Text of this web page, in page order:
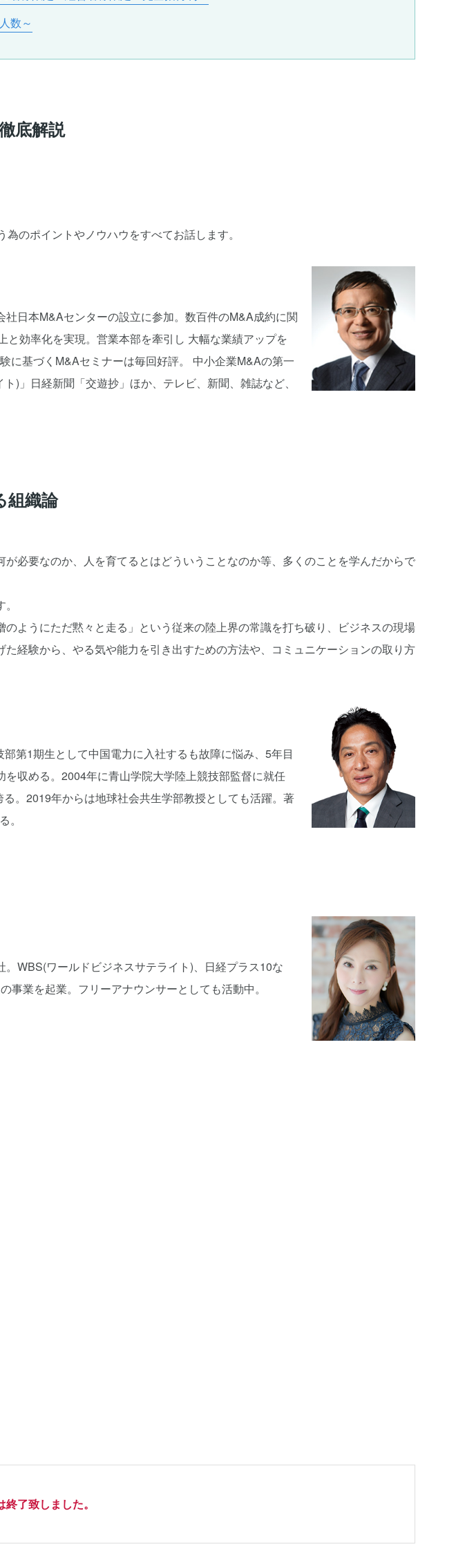
数～
底解説
のポイントやノウハウをすべてお話します。
日本M&Aセンターの設立に参加。数百件のM&A成約に関
効率化を実現。営業本部を牽引し 大幅な業績アップを
に基づくM&Aセミナーは毎回好評。 中小企業M&Aの第一
)」日経新聞「交遊抄」ほか、テレビ、新聞、雑誌など、
組織論
必要なのか、人を育てるとはどういうことなのか等、多くのことを学んだからで
ようにただ黙々と走る」という従来の陸上界の常識を打ち破り、ビジネスの現場
経験から、やる気や能力を引き出すための方法や、コミュニケーションの取り方
第1期生として中国電力に入社するも故障に悩み、5年目
収める。2004年に青山学院大学陸上競技部監督に就任
。2019年からは地球社会共生学部教授としても活躍。著
。
WBS(ワールドビジネスサテライト)、日経プラス10な
業を起業。フリーアナウンサーとしても活動中。
了致しました。